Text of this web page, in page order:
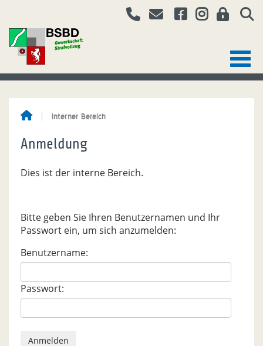
Interner Bereich
Anmeldung
Dies ist der interne Bereich.
Bitte geben Sie Ihren Benutzernamen und Ihr
Passwort ein, um sich anzumelden:
Benutzername:
Passwort: